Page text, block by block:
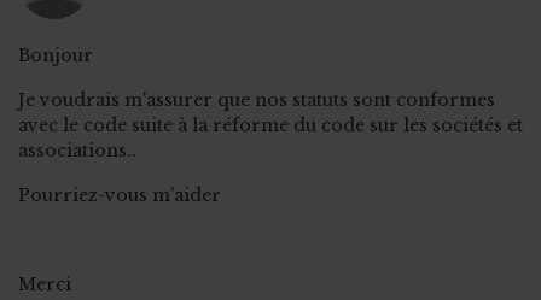
Bonjour
Je voudrais m'assurer que nos statuts sont conformes
avec le code suite à la réforme du code sur les sociétés et
associations..
Pourriez-vous m'aider
Merci